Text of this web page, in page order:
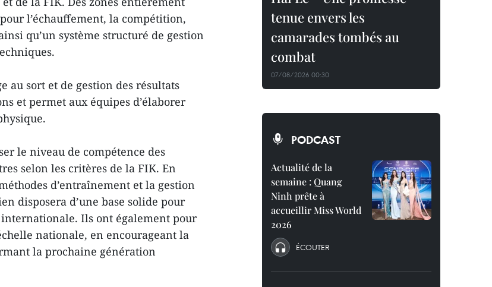
l’échauffement, la compétition,
qu’un système structuré de gestion
au sort et de gestion des résultats
et permet aux équipes d’élaborer
le niveau de compétence des
selon les critères de la FIK. En
d’entraînement et la gestion
disposera d’une base solide pour
Ils ont également pour
nationale, en encourageant la
la prochaine génération
tenue envers les
camarades tombés au
combat
07/08/2026 00:30
PODCAST
Actualité de la
semaine : Quang
Ninh prête à
accueillir Miss World
2026
ÉCOUTER